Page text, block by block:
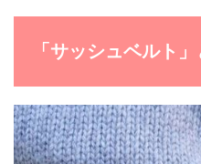
「サッシュベルト」